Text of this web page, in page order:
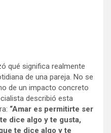
qué significa realmente
de una pareja. No se
de un impacto concreto
describió esta
“Amar es permitirte ser
dice algo y te gusta,
te dice algo y te